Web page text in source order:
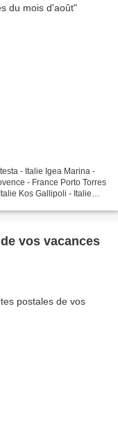
- Italie Igea Marina -
- France Porto Torres
Kos Gallipoli - Italie
vos vacances